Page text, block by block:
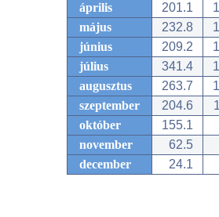
április
201.1
május
232.8
június
209.2
július
341.4
augusztus
263.7
szeptember
204.6
október
155.1
november
62.5
december
24.1